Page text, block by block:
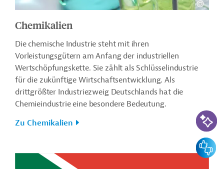
Chemikalien
Die chemische Industrie steht mit ihren
Vorleistungsgütern am Anfang der industriellen
Wertschöpfungskette. Sie zählt als Schlüsselindustrie
für die zukünftige Wirtschaftsentwicklung. Als
drittgrößter Industriezweig Deutschlands hat die
Chemieindustrie eine besondere Bedeutung.
Zu Chemikalien
KI-